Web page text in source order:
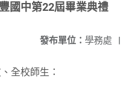
國中第22屆畢業典禮
發布單位： 學務處 |
全校師生：